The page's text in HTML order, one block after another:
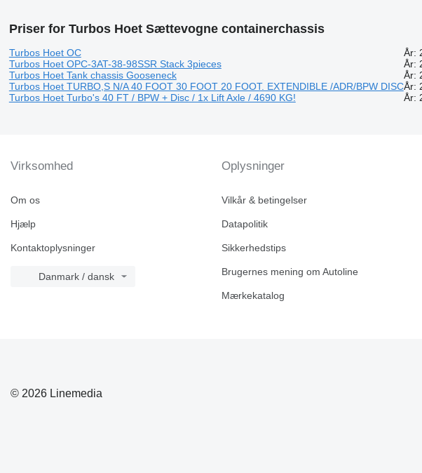
Priser for Turbos Hoet Sættevogne containerchassis
Turbos Hoet OC År:
Turbos Hoet OPC-3AT-38-98SSR Stack 3pieces
År:
Turbos Hoet Tank chassis Gooseneck
År:
Turbos Hoet TURBO,S N/A 40 FOOT 30 FOOT 20 FOOT. EXTENDIBLE /ADR/BPW DISCÅr:
Turbos Hoet Turbo's 40 FT / BPW + Disc / 1x Lift Axle / 4690 KG!
År:
Virksomhed
Om os
Hjælp
Kontaktoplysninger
Danmark / dansk
Oplysninger
Vilkår & betingelser
Datapolitik
Sikkerhedstips
Brugernes mening om Autoline
Mærkekatalog
© 2026 Linemedia